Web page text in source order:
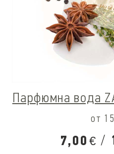
Парфюмна вода
от
7,00 € /